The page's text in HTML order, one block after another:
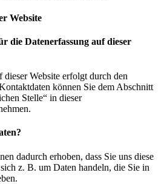
Website
die Datenerfassung auf dieser
Website erfolgt durch den
können Sie dem Abschnitt
Stelle“ in dieser
dadurch erhoben, dass Sie uns diese
z. B. um Daten handeln, die Sie in